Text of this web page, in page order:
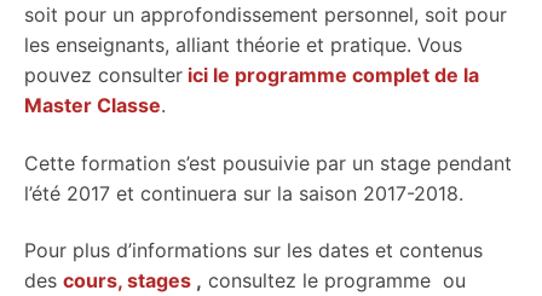
soit pour un approfondissement personnel, soit pour
les enseignants, alliant théorie et pratique. Vous
pouvez consulter ici le programme complet de la
Master Classe.
Cette formation s’est pousuivie par un stage pendant
l’été 2017 et continuera sur la saison 2017-2018.
Pour plus d’informations sur les dates et contenus
des cours, stages , consultez le programme ou